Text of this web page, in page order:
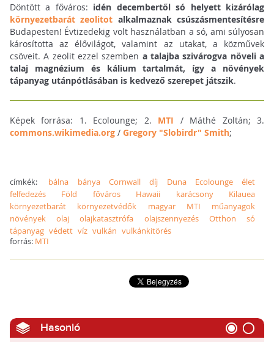
Döntött a főváros: idén decembertől só helyett kizárólag
környezetbarát zeolitot alkalmaznak csúszásmentesítésre
Budapesten! Évtizedekig volt használatban a só, ami súlyosan
károsította az élővilágot, valamint az utakat, a közművek
csöveit. A zeolit ezzel szemben a talajba szivárogva növeli a
talaj magnézium és kálium tartalmát, így a növények
tápanyag utánpótlásában is kedvező szerepet játszik.
Képek forrása: 1. Ecolounge; 2. MTI / Máthé Zoltán; 3.
commons.wikimedia.org/ Gregory "Slobirdr" Smith;
címkék: bálna bánya Cornwall díj Duna Ecolounge
élet
felfedezés
Föld főváros Hawaii karácsony
Kilauea
környezetbarát
környezetvédők magyar MTI
műanyagok
növények
olaj olajkatasztrófa olajszennyezés Otthon
só
tápanyag védett víz vulkán vulkánkitörés
forrás: MTI
Hasonló